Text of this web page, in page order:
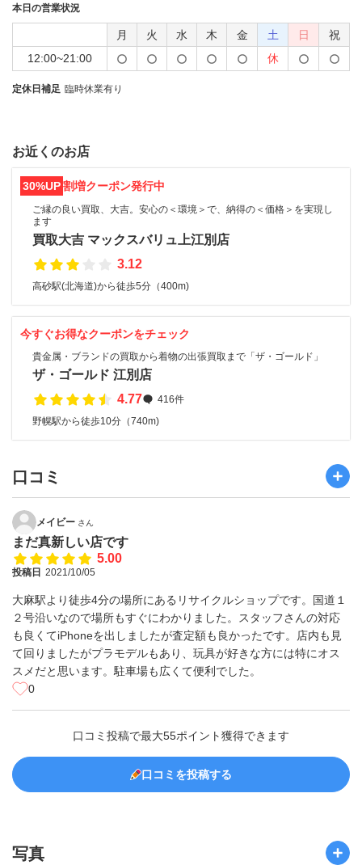
本日の営業状況
月 火 水 木 金 土 日
祝
12:00~21:00
休
定休日補足 臨時休業有り
お近くのお店
30%UP割増クーポン発行中
ご縁の良い買取、大吉。安心の＜環境＞で、納得の＜価格＞を実現し
ます
買取大吉 マックスバリュ上江別店
3.12
高砂駅(北海道)から徒歩5分（400m)
今すぐお得なクーポンをチェック
貴金属・ブランドの買取から着物の出張買取まで「ザ・ゴールド」
ザ・ゴールド 江別店
4.77
416件
野幌駅から徒歩10分（740m)
口コミ
メイビー さん
まだ真新しい店です
5.00
投稿日 2021/10/05
大麻駅より徒歩4分の場所にあるリサイクルショップです。国道１
２号沿いなので場所もすぐにわかりました。スタッフさんの対応
も良くてiPhoneを出しましたが査定額も良かったです。店内も見
て回りましたがプラモデルもあり、玩具が好きな方には特にオス
スメだと思います。駐車場も広くて便利でした。
0
口コミ投稿で最大55ポイント獲得できます
口コミを投稿する
写真